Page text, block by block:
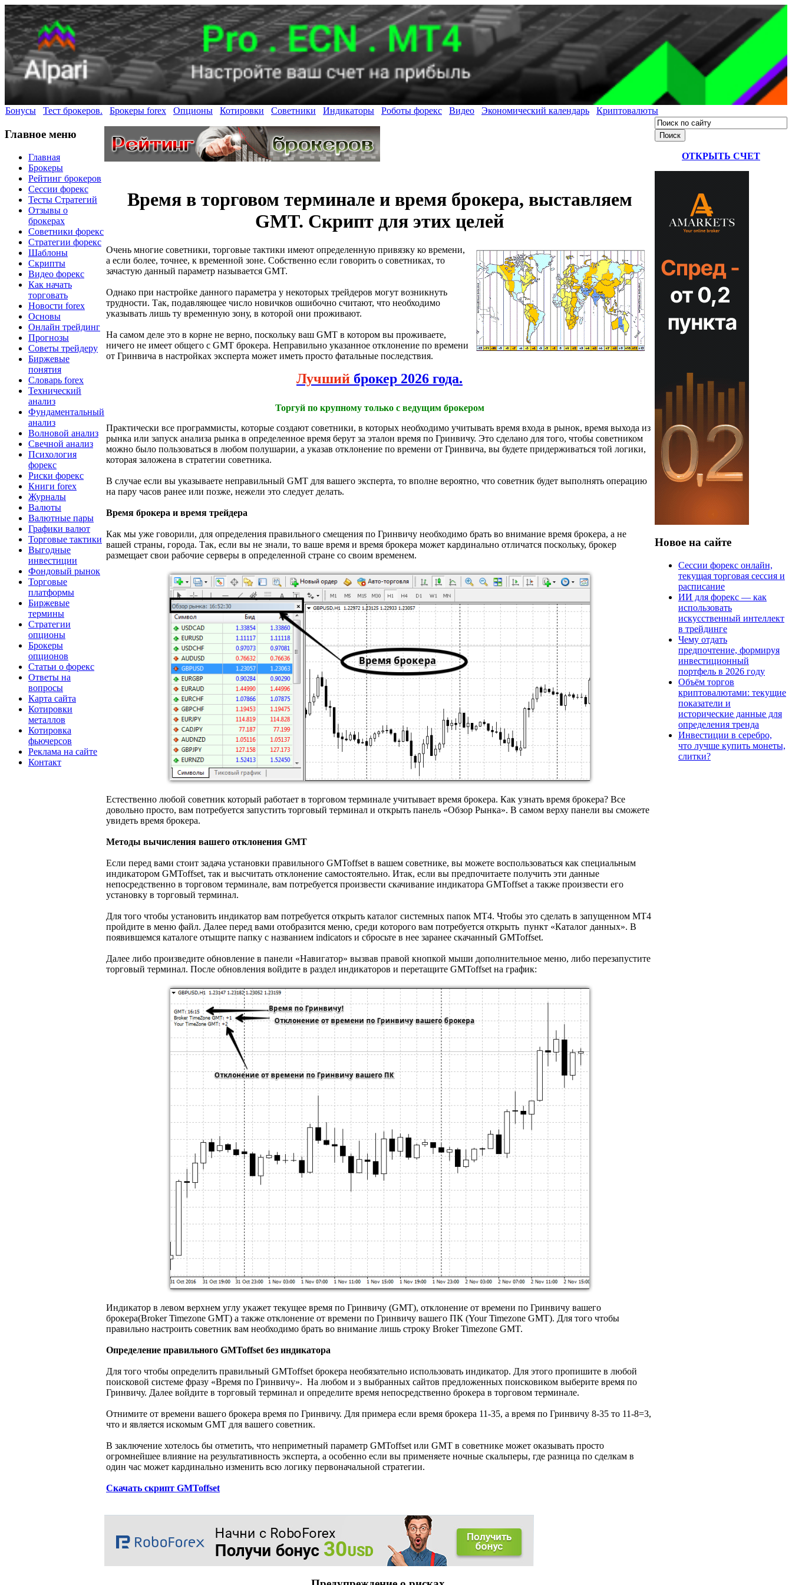
Бонусы Тест брокеров. Брокеры forex Опционы Котировки Советники Индикаторы Роботы форекс Видео Экономический календарь Криптовалюты
Главное меню
Главная
Брокеры
Рейтинг брокеров
Сессии форекс
Тесты Стратегий
Отзывы о
брокерах
Советники форекс
Стратегии форекс
Шаблоны
Скрипты
Видео форекс
Как начать
торговать
Новости forex
Основы
Онлайн трейдинг
Прогнозы
Советы трейдеру
Биржевые
понятия
Словарь forex
Технический
анализ
Фундаментальный
анализ
Волновой анализ
Свечной анализ
Психология
форекс
Риски форекс
Книги forex
Журналы
Валюты
Валютные пары
Графики валют
Торговые тактики
Выгодные
инвестиции
Фондовый рынок
Торговые
платформы
Биржевые
термины
Стратегии
опционы
Брокеры
опционов
Статьи о форекс
Ответы на
вопросы
Карта сайта
Котировки
металлов
Котировка
фьючерсов
Реклама на сайте
Контакт
Время в торговом терминале и время брокера, выставляем
GMT. Скрипт для этих целей
Очень многие советники, торговые тактики имеют определенную привязку ко времени,
а если более, точнее, к временной зоне. Собственно если говорить о советниках, то
зачастую данный параметр называется GMT.
Однако при настройке данного параметра у некоторых трейдеров могут возникнуть
трудности. Так, подавляющее число новичков ошибочно считают, что необходимо
указывать лишь ту временную зону, в которой они проживают.
На самом деле это в корне не верно, поскольку ваш GMT в котором вы проживаете,
ничего не имеет общего с GMT брокера. Неправильно указанное отклонение по времени
от Гринвича в настройках эксперта может иметь просто фатальные последствия.
Лучший брокер 2026 года.
Торгуй по крупному только с ведущим брокером
Практически все программисты, которые создают советники, в которых необходимо учитывать время входа в рынок, время выхода из
рынка или запуск анализа рынка в определенное время берут за эталон время по Гринвичу. Это сделано для того, чтобы советником
можно было пользоваться в любом полушарии, а указав отклонение по времени от Гринвича, вы будете придерживаться той логики,
которая заложена в стратегии советника.
В случае если вы указываете неправильный GMT для вашего эксперта, то вполне вероятно, что советник будет выполнять операцию
на пару часов ранее или позже, нежели это следует делать.
Время брокера и время трейдера
Как мы уже говорили, для определения правильного смещения по Гринвичу необходимо брать во внимание время брокера, а не
вашей страны, города. Так, если вы не знали, то ваше время и время брокера может кардинально отличатся поскольку, брокер
размещает свои рабочие серверы в определенной стране со своим временем.
Естественно любой советник который работает в торговом терминале учитывает время брокера. Как узнать время брокера? Все
довольно просто, вам потребуется запустить торговый терминал и открыть панель «Обзор Рынка». В самом верху панели вы сможете
увидеть время брокера.
Методы вычисления вашего отклонения GMT
Если перед вами стоит задача установки правильного GMToffset в вашем советнике, вы можете воспользоваться как специальным
индикатором GMToffset, так и высчитать отклонение самостоятельно. Итак, если вы предпочитаете получить эти данные
непосредственно в торговом терминале, вам потребуется произвести скачивание индикатора GMToffset а также произвести его
установку в торговый терминал.
Для того чтобы установить индикатор вам потребуется открыть каталог системных папок МТ4. Чтобы это сделать в запущенном МТ4
пройдите в меню файл. Далее перед вами отобразится меню, среди которого вам потребуется открыть пункт «Каталог данных». В
появившемся каталоге отыщите папку с названием indicators и сбросьте в нее заранее скачанный GMToffset.
Далее либо произведите обновление в панели «Навигатор» вызвав правой кнопкой мыши дополнительное меню, либо перезапустите
торговый терминал. После обновления войдите в раздел индикаторов и перетащите GMToffset на график:
Индикатор в левом верхнем углу укажет текущее время по Гринвичу (GMT), отклонение от времени по Гринвичу вашего
брокера(Broker Timezone GMT) а также отклонение от времени по Гринвичу вашего ПК (Your Timezone GMT). Для того чтобы
правильно настроить советник вам необходимо брать во внимание лишь строку Broker Timezone GMT.
Определение правильного GMToffset без индикатора
Для того чтобы определить правильный GMToffset брокера необязательно использовать индикатор. Для этого пропишите в любой
поисковой системе фразу «Время по Гринвичу». На любом и з выбранных сайтов предложенных поисковиком выберите время по
Гринвичу. Далее войдите в торговый терминал и определите время непосредственно брокера в торговом терминале.
Отнимите от времени вашего брокера время по Гринвичу. Для примера если время брокера 11-35, а время по Гринвичу 8-35 то 11-8=3,
что и является искомым GMT для вашего советник.
В заключение хотелось бы отметить, что неприметный параметр GMToffset или GMT в советнике может оказывать просто
огромнейшее влияние на результативность эксперта, а особенно если вы применяете ночные скальперы, где разница по сделкам в
один час может кардинально изменить всю логику первоначальной стратегии.
Скачать скрипт GMToffset
ОТКРЫТЬ СЧЕТ
Новое на сайте
Сессии форекс онлайн,
текущая торговая сессия и
расписание
ИИ для форекс — как
использовать
искусственный интеллект
в трейдинге
Чему отдать
предпочтение, формируя
инвестиционный
портфель в 2026 году
Объём торгов
криптовалютами: текущие
показатели и
исторические данные для
определения тренда
Инвестиции в серебро,
что лучше купить монеты,
слитки?